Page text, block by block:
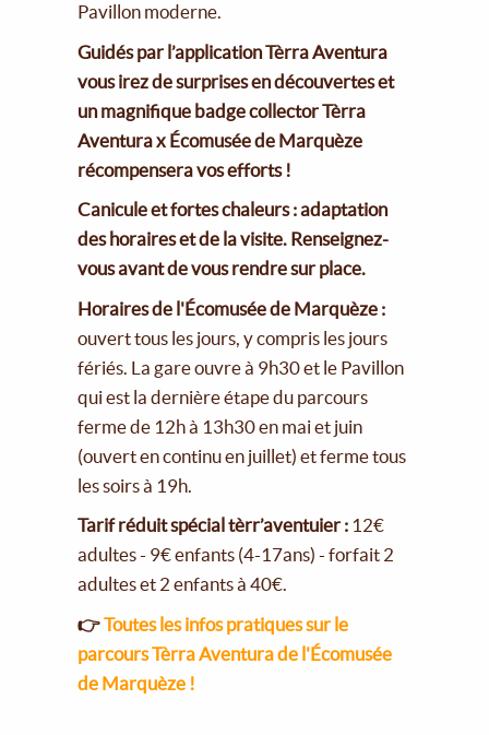
Pavillon moderne.
Guidés par l’application Tèrra Aventura
vous irez de surprises en découvertes et
un magnifique badge collector Tèrra
Aventura x Écomusée de Marquèze
récompensera vos efforts !
Canicule et fortes chaleurs : adaptation
des horaires et de la visite. Renseignez-
vous avant de vous rendre sur place.
Horaires de l'Écomusée de Marquèze :
ouvert tous les jours, y compris les jours
fériés. La gare ouvre à 9h30 et le Pavillon
qui est la dernière étape du parcours
ferme de 12h à 13h30 en mai et juin
(ouvert en continu en juillet) et ferme tous
les soirs à 19h.
Tarif réduit spécial tèrr’aventuier : 12€
adultes - 9€ enfants (4-17ans) - forfait 2
adultes et 2 enfants à 40€.
👉Toutes les infos pratiques sur le
parcours Tèrra Aventura de l'Écomusée
de Marquèze !